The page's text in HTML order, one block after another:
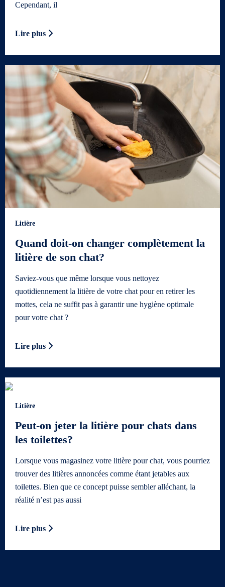
Cependant, il
Lire plus
Litière
Quand doit-on changer complètement la
litière de son chat?
Saviez-vous que même lorsque vous nettoyez
quotidiennement la litière de votre chat pour en retirer les
mottes, cela ne suffit pas à garantir une hygiène optimale
pour votre chat ?
Lire plus
Litière
Peut-on jeter la litière pour chats dans
les toilettes?
Lorsque vous magasinez votre litière pour chat, vous pourriez
trouver des litières annoncées comme étant jetables aux
toilettes. Bien que ce concept puisse sembler alléchant, la
réalité n’est pas aussi
Lire plus